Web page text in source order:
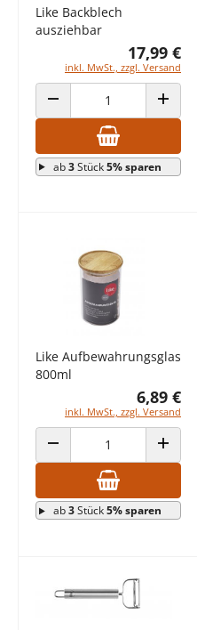
Like Backblech
ausziehbar
17,99 €
inkl. MwSt., zzgl. Versand
ANZAHL VERRINGERN
ab3Stück5% sparen
Like Aufbewahrungsglas
800ml
6,89 €
inkl. MwSt., zzgl. Versand
ANZAHL VERRINGERN
ab3Stück5% sparen